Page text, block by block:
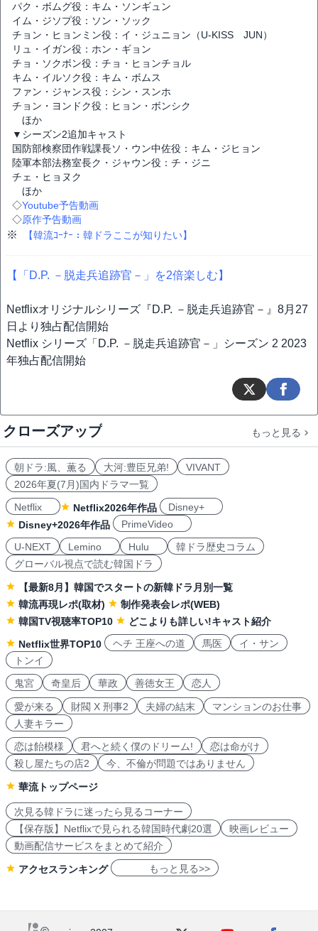
パク・ボムグ役：キム・ソンギュン
イム・ジソプ役：ソン・ソック
チョン・ヒョンミン役：イ・ジュニョン（U-KISS JUN）
リュ・イガン役：ホン・ギョン
チョ・ソクボン役：チョ・ヒョンチョル
キム・イルソク役：キム・ボムス
ファン・ジャンス役：シン・スンホ
チョン・ヨンドク役：ヒョン・ボンシク
ほか
▼シーズン2追加キャスト
国防部検察団作戦課長ソ・ウン中佐役：キム・ジヒョン
陸軍本部法務室長ク・ジャウン役：チ・ジニ
チェ・ヒョヌク
ほか
◇Youtube予告動画
◇原作予告動画
※ 【韓流ｺｰﾅｰ：韓ドラここが知りたい】
【「D.P. －脱走兵追跡官－」を2倍楽しむ】
Netflixオリジナルシリーズ『D.P. －脱走兵追跡官－』8月27
日より独占配信開始
Netflix シリーズ「D.P. －脱走兵追跡官－」シーズン 2 2023
年独占配信開始
クローズアップ もっと見る
朝ドラ:風、薫る 大河:豊臣兄弟!
VIVANT
2026年夏(7月)国内ドラマ一覧
Netflix
Netflix2026年作品
Disney+
Disney+2026年作品
PrimeVideo
U-NEXT
Lemino Hulu
韓ドラ歴史コラム
グローバル視点で読む韓国ドラ
【最新8月】韓国でスタートの新韓ドラ月別一覧
韓流再現レポ(取材)
制作発表会レポ(WEB)
韓国TV視聴率TOP10
どこよりも詳しい!キャスト紹介
Netflix世界TOP10
ヘチ 王座への道 馬医
イ・サン
トンイ
鬼宮
奇皇后 華政 善徳女王 恋人
愛が来る 財閥 X 刑事2 夫婦の結末
マンションのお仕事
人妻キラー
恋は飴模様
君へと続く僕のドリーム!
恋は命がけ
殺し屋たちの店2
今、不倫が問題ではありません
華流トップページ
次見る韓ドラに迷ったら見るコーナー
【保存版】Netflixで見られる韓国時代劇20選
映画レビュー
動画配信サービスをまとめて紹介
アクセスランキング もっと見る>>